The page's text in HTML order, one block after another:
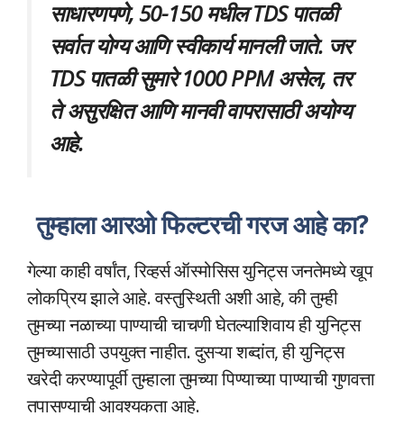
साधारणपणे, 50-150 मधील TDS पातळी
सर्वात योग्य आणि स्वीकार्य मानली जाते. जर
TDS पातळी सुमारे 1000 PPM असेल, तर
ते असुरक्षित आणि मानवी वापरासाठी अयोग्य
आहे.
तुम्हाला आरओ फिल्टरची गरज आहे का?
गेल्या काही वर्षांत, रिव्हर्स ऑस्मोसिस युनिट्स जनतेमध्ये खूप
लोकप्रिय झाले आहे. वस्तुस्थिती अशी आहे, की तुम्ही
तुमच्या नळाच्या पाण्याची चाचणी घेतल्याशिवाय ही युनिट्स
तुमच्यासाठी उपयुक्त नाहीत. दुसऱ्या शब्दांत, ही युनिट्स
खरेदी करण्यापूर्वी तुम्हाला तुमच्या पिण्याच्या पाण्याची गुणवत्ता
तपासण्याची आवश्यकता आहे.